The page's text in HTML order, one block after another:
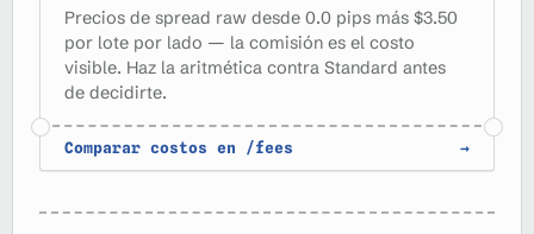
Precios de spread raw desde 0.0 pips más $3.50
por lote por lado — la comisión es el costo
visible. Haz la aritmética contra Standard antes
de decidirte.
Comparar costos en /fees →